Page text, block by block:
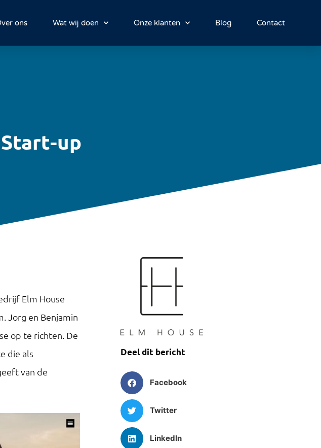
ons Wat wij doen Onze klanten Blog Contact
up
Elm House
Jorg en Benjamin
op te richten. De
die als
van de
Deel dit bericht
Facebook
Twitter
LinkedIn